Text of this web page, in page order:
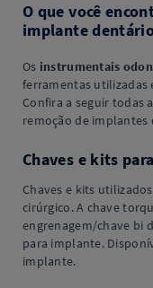
O que você
implante
Os instrumentais
ferramentas utilizadas
Confira a seguir todas
remoção de implantes
Chaves e kits
Chaves e kits
cirúrgico. A chave
engrenagem/chave bi
para implante.
implante.